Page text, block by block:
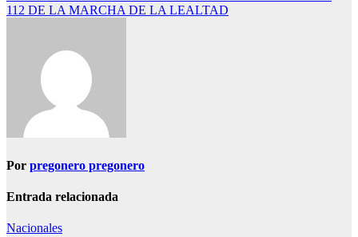
112 DE LA MARCHA DE LA LEALTAD
Por pregonero pregonero
Entrada relacionada
Nacionales